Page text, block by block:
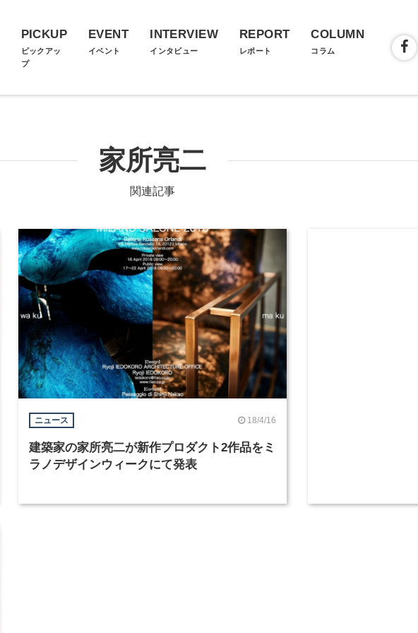
PICKUP
ピックアッ
プ
EVENT
イベント
INTERVIEW
インタビュー
REPORT
レポート
COLUMN
コラム
家所亮二
関連記事
ニュース 18/4/16
建築家の家所亮二が新作プロダクト2作品をミ
ラノデザインウィークにて発表